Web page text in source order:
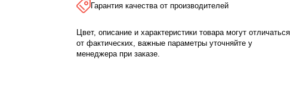
Гарантия качества от производителей
Цвет, описание и характеристики товара могут отличаться
от фактических, важные параметры уточняйте у
менеджера при заказе.